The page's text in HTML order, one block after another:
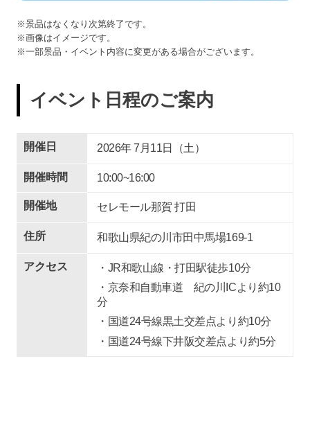
※景品はなくなり次第終了です。
※画像はイメージです。
※一部景品・イベント内容に変更がある場合がございます。
イベント日程のご案内
開催日 2026年 7 月 11日（土）
開催時間 10:00~16:00
開催地 セレモール那賀 打田
住所 和歌山県紀の川市田中馬場169-1
アクセス
・JR和歌山線・打田駅徒歩10分
・京奈和自動車道 紀の川ICより約10
分
・国道24号線黒土交差点より約10分
・国道24号線下井阪交差点より約5分